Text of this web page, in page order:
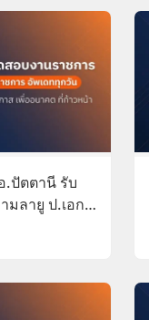
ปัตตานี รับ
มลายู ป.เอก